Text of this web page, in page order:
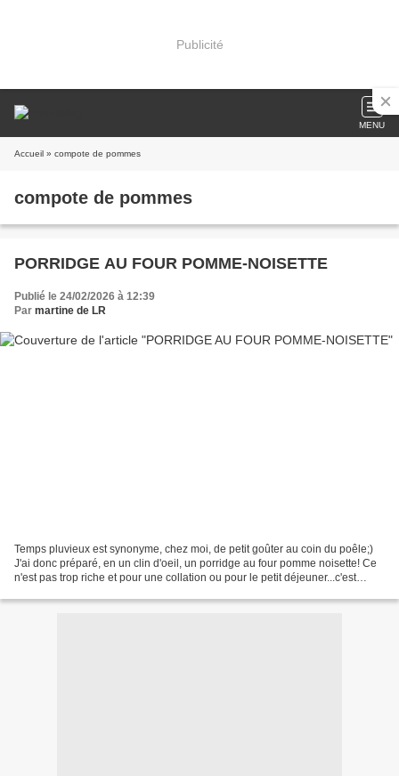
Publicité
MENU
Accueil » compote de pommes
compote de pommes
PORRIDGE AU FOUR POMME-NOISETTE
Publié le 24/02/2026 à 12:39
Par martine de LR
Temps pluvieux est synonyme, chez moi, de petit goûter au coin du poêle;)
J'ai donc préparé, en un clin d'oeil, un porridge au four pomme noisette! Ce
n'est pas trop riche et pour une collation ou pour le petit déjeuner...c'est